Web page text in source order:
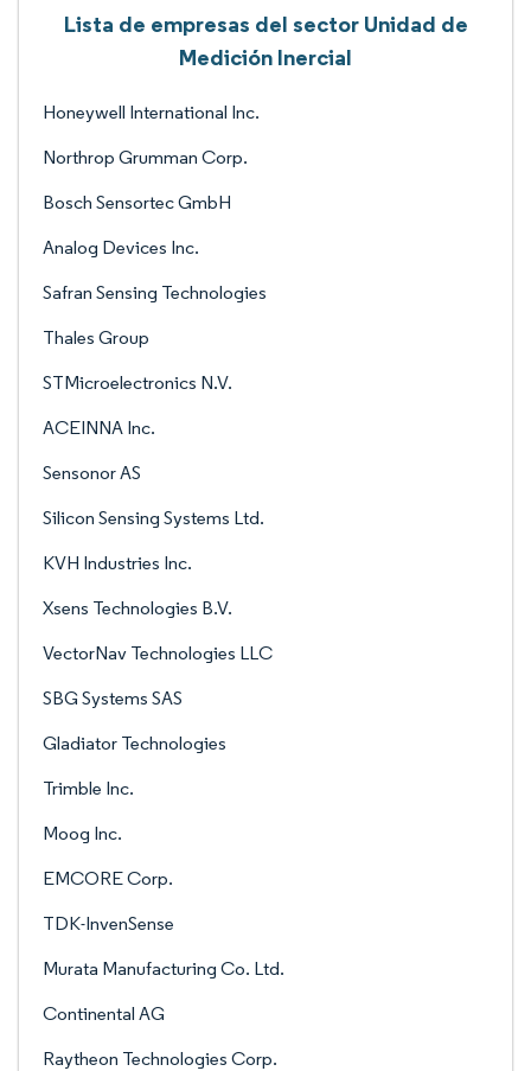
Lista de empresas del sector Unidad de
Medición Inercial
Honeywell International Inc.
Northrop Grumman Corp.
Bosch Sensortec GmbH
Analog Devices Inc.
Safran Sensing Technologies
Thales Group
STMicroelectronics N.V.
ACEINNA Inc.
Sensonor AS
Silicon Sensing Systems Ltd.
KVH Industries Inc.
Xsens Technologies B.V.
VectorNav Technologies LLC
SBG Systems SAS
Gladiator Technologies
Trimble Inc.
Moog Inc.
EMCORE Corp.
TDK-InvenSense
Murata Manufacturing Co. Ltd.
Continental AG
Raytheon Technologies Corp.